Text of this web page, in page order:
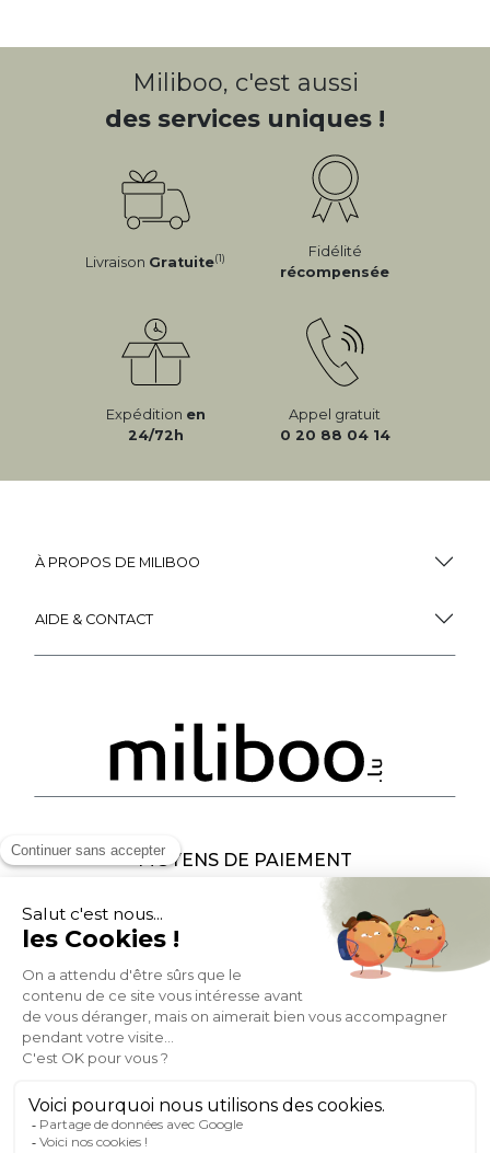
Miliboo, c'est aussi
des services uniques !
Livraison Gratuite(1)
Fidélité
récompensée
Expédition en
24/72h
Appel gratuit
0 20 88 04 14
À PROPOS DE MILIBOO
AIDE & CONTACT
MOYENS DE PAIEMENT
SOCIAL NETWORK